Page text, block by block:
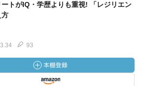
トがIQ・学歴よりも重視! 「レジリエン
方
3.34 93